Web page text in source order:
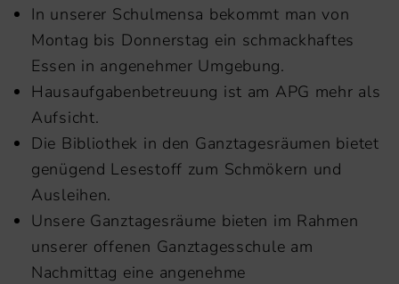
In unserer Schulmensa bekommt man von
Montag bis Donnerstag ein schmackhaftes
Essen in angenehmer Umgebung.
Hausaufgabenbetreuung ist am APG mehr als
Aufsicht.
Die Bibliothek in den Ganztagesräumen bietet
genügend Lesestoff zum Schmökern und
Ausleihen.
Unsere Ganztagesräume bieten im Rahmen
unserer offenen Ganztagesschule am
Nachmittag eine angenehme